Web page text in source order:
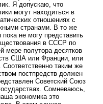
Я допускаю, что
могут находиться в
отношениях с
странами. В то же
пока не могу представить
в СССР по
мере полутора десятков
США или Франции, или
Соответственно таким же
постпредств должен
Советский Союз
Сомневаюсь,
экономика это